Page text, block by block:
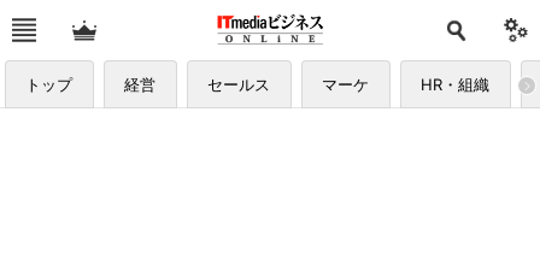
トップ 経営 セールス マーケ HR・組織